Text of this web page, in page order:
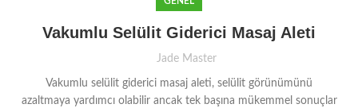
Vakumlu Selülit Giderici Masaj Aleti
Jade Master
Vakumlu selülit giderici masaj aleti, selülit görünümünü
azaltmaya yardımcı olabilir ancak tek başına mükemmel sonuçlar